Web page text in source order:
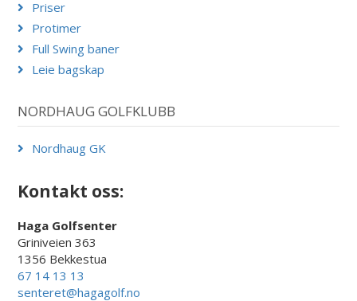
Priser
Protimer
Full Swing baner
Leie bagskap
NORDHAUG GOLFKLUBB
Nordhaug GK
Kontakt oss:
Haga Golfsenter
Griniveien 363
1356 Bekkestua
67 14 13 13
senteret@hagagolf.no